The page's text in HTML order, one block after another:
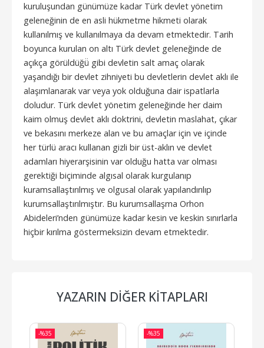
kuruluşundan günümüze kadar Türk devlet yönetim
geleneğinin de en asli hükmetme hikmeti olarak
kullanılmış ve kullanılmaya da devam etmektedir. Tarih
boyunca kurulan on altı Türk devlet geleneğinde de
açıkça görüldüğü̈ gibi devletin salt amaç olarak
yaşandığı bir devlet zihniyeti bu devletlerin devlet aklı ile
alaşımlanarak var veya yok olduğuna dair ispatlarla
doludur. Türk devlet yönetim geleneğinde her daim
kaim olmuş devlet aklı doktrini, devletin maslahat, çıkar
ve bekasını merkeze alan ve bu amaçlar için ve içinde
her türlü aracı kullanan gizli bir üst-aklın ve devlet
adamları hiyerarşisinin var olduğu hatta var olması
gerektiği biçiminde algısal olarak kurgulanıp
kuramsallaştırılmış ve olgusal olarak yapılandırılıp
kurumsallaştırılmıştır. Bu kurumsallaşma Orhon
Abideleri’nden günümüze kadar kesin ve keskin sınırlarla
hiçbir kırılma göstermeksizin devam etmektedir.
YAZARIN DIĞER KITAPLARI
-%35 -%35